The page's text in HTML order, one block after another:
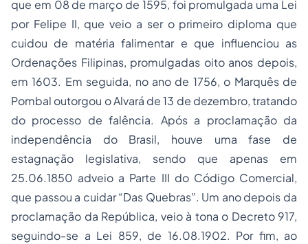
que em 08 de março de 1595, foi promulgada uma Lei
por Felipe II, que veio a ser o primeiro diploma que
cuidou de matéria falimentar e que influenciou as
Ordenações Filipinas, promulgadas oito anos depois,
em 1603. Em seguida, no ano de 1756, o Marquês de
Pombal outorgou o Alvará de 13 de dezembro, tratando
do processo de falência. Após a proclamação da
independência do Brasil, houve uma fase de
estagnação legislativa, sendo que apenas em
25.06.1850 adveio a Parte III do Código Comercial,
que passou a cuidar “Das Quebras”. Um ano depois da
proclamação da República, veio à tona o Decreto 917,
seguindo-se a Lei 859, de 16.08.1902. Por fim, ao